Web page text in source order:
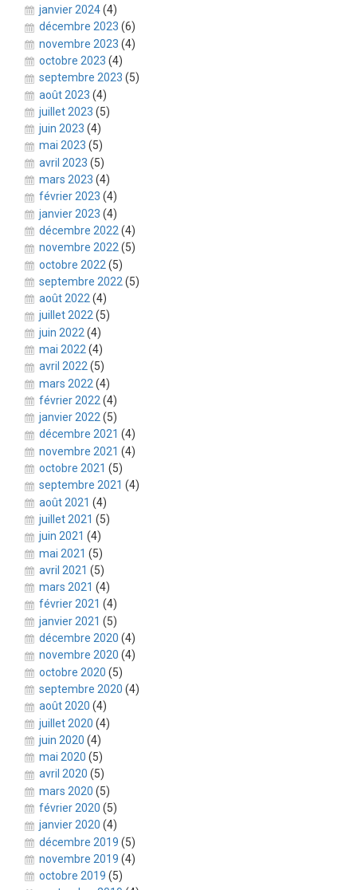
janvier 2024(4)
décembre 2023 (6)
novembre 2023 (4)
octobre 2023 (4)
septembre 2023 (5)
août 2023 (4)
juillet 2023 (5)
juin 2023 (4)
mai 2023 (5)
avril 2023 (5)
mars 2023 (4)
février 2023 (4)
janvier 2023 (4)
décembre 2022 (4)
novembre 2022(5)
octobre 2022 (5)
septembre 2022 (5)
août 2022 (4)
juillet 2022(5)
juin 2022 (4)
mai 2022 (4)
avril 2022(5)
mars 2022 (4)
février 2022 (4)
janvier 2022 (5)
décembre 2021 (4)
novembre 2021 (4)
octobre 2021 (5)
septembre 2021 (4)
août 2021 (4)
juillet 2021 (5)
juin 2021 (4)
mai 2021 (5)
avril 2021 (5)
mars 2021 (4)
février 2021 (4)
janvier 2021 (5)
décembre 2020 (4)
novembre 2020 (4)
octobre 2020 (5)
septembre 2020 (4)
août 2020 (4)
juillet 2020 (4)
juin 2020 (4)
mai 2020 (5)
avril 2020 (5)
mars 2020 (5)
février 2020 (5)
janvier 2020 (4)
décembre 2019 (5)
novembre 2019 (4)
octobre 2019 (5)